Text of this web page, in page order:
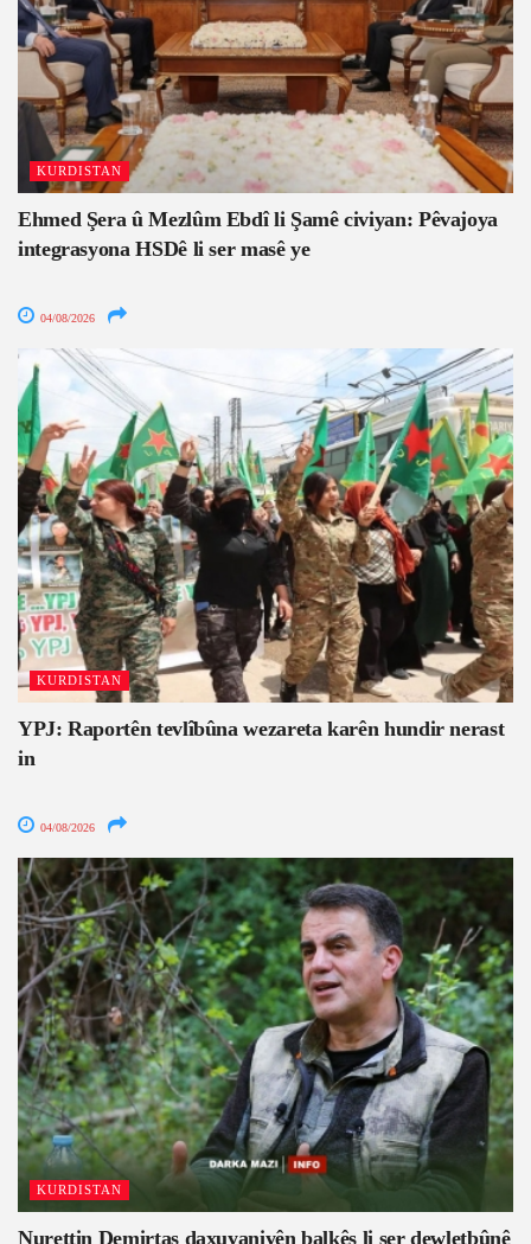
KURDISTAN
Ehmed Şera û Mezlûm Ebdî li Şamê civiyan: Pêvajoya
integrasyona HSDê li ser masê ye
04/08/2026
KURDISTAN
YPJ: Raportên tevlîbûna wezareta karên hundir nerast
in
04/08/2026
KURDISTAN
Nurettin Demirtaş daxuyaniyên balkêş li ser dewletbûnê